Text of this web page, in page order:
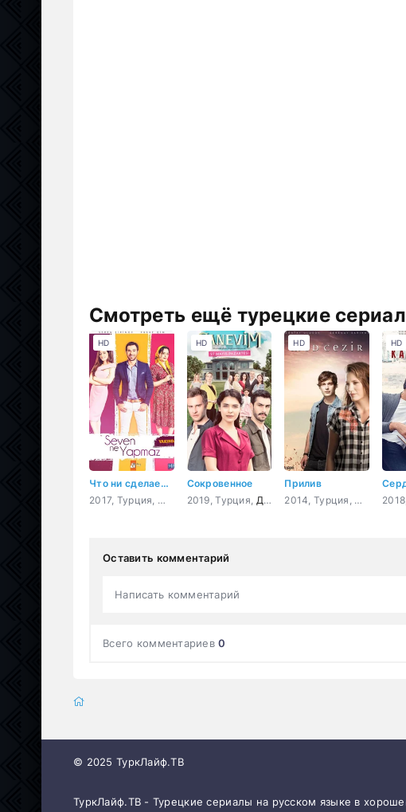
Смотреть ещё турецкие
Что ни сделает влюбленный
2017, Турция,
Мелодрама ,Комедия
HD
Сокровенное
2019, Турция, Драма
HD
Прилив
2014, Турция,
Драма,
HD HD
Оставить комментарий
Написать комментарий
Всего комментариев0
© 2025 ТуркЛайф.ТВ
ТуркЛайф.ТВ - Турецкие сериалы на русском языке в